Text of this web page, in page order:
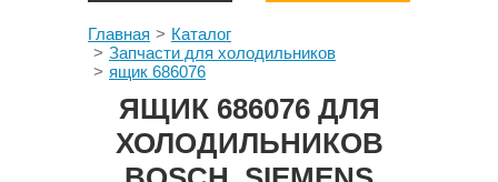
Главная
Каталог
Запчасти для холодильников
ящик 686076
ЯЩИК 686076 ДЛЯ
ХОЛОДИЛЬНИКОВ